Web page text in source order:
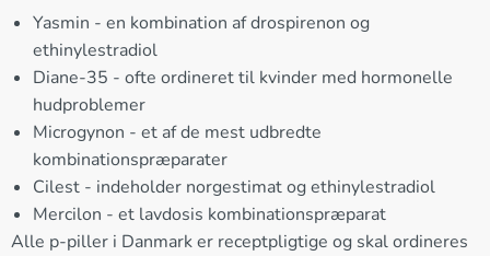
Yasmin - en kombination af drospirenon og
ethinylestradiol
Diane-35 - ofte ordineret til kvinder med hormonelle
hudproblemer
Microgynon - et af de mest udbredte
kombinationspræparater
Cilest - indeholder norgestimat og ethinylestradiol
Mercilon - et lavdosis kombinationspræparat
Alle p-piller i Danmark er receptpligtige og skal ordineres